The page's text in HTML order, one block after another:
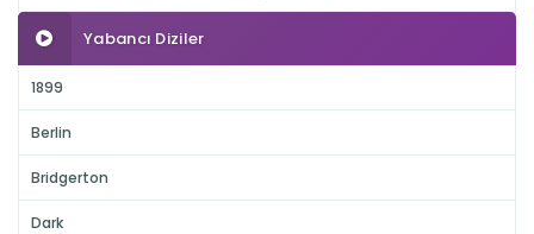
Yabancı Diziler
1899
Berlin
Bridgerton
Dark